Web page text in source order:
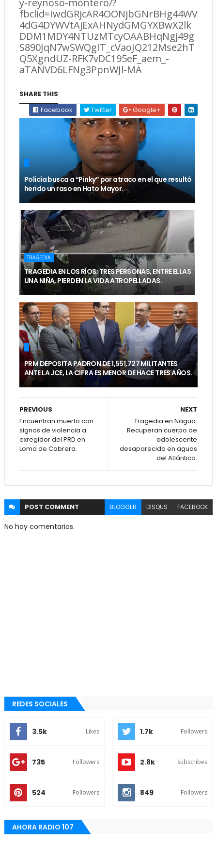
y-reynoso-montero/?
fbclid=IwdGRjcAR4OONjbGNrBHg44WV
4dG4DYWVtAjExAHNydGMGYXBwX2lk
DDM1MDY4NTUzMTcyOAABHqNgj49g
S890JqN7wSWQgIT_cVaoJQ212Mse2hT
Q5XgndUZ-RFK7vDC195eF_aem_-
aTANVD6LFNg3PpnWJl-MA
SHARE THIS
Facebook
Twitter Google+
Policía busca a “Pinky” por atraco en el que resultó
herido un raso en Hato Mayor.
TRAGEDIA.
TRAGEDIA EN LOS RÍOS: TRES PERSONAS, ENTRE ELLAS
UNA NIÑA, PIERDEN LA VIDA ATROPELLADAS.
PRM DEPOSITA PADRON DE 1,551,727 MILITANTES
ANTE LA JCE, LA CIFRA ES MENOR DE HACE TRES AÑOS.
NEXT
Tragedia en Nagua:
Recuperan cuerpo de
adolescente
desaparecida en aguas
del Atlántico.
PREVIOUS
Encuentran muerto con
signos de violencia a
exregidor del PRD en
Loma de Cabrera.
POST COMMENT BLOGGER DISQUS FACEBOOK
No hay comentarios.
REDES SOCIALES
3.5k Likes 1.7k Followers
735 Followers 2.8k Subscribes
524 Followers 849 Followers
AHORA RADIO 107